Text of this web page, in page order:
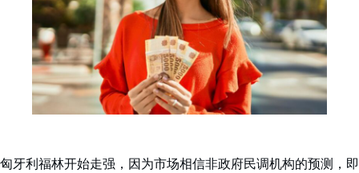
匈牙利福林开始走强，因为市场相信非政府民调机构的预测，即